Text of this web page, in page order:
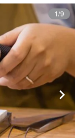
1/9